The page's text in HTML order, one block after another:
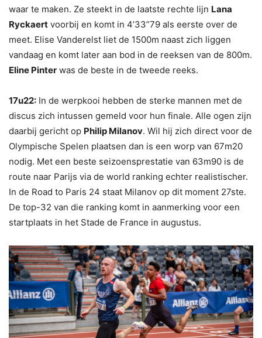
waar te maken. Ze steekt in de laatste rechte lijn Lana
Ryckaert voorbij en komt in 4’33”79 als eerste over de
meet. Elise Vanderelst liet de 1500m naast zich liggen
vandaag en komt later aan bod in de reeksen van de 800m.
Eline Pinter was de beste in de tweede reeks.
17u22: In de werpkooi hebben de sterke mannen met de
discus zich intussen gemeld voor hun finale. Alle ogen zijn
daarbij gericht op Philip Milanov. Wil hij zich direct voor de
Olympische Spelen plaatsen dan is een worp van 67m20
nodig. Met een beste seizoensprestatie van 63m90 is de
route naar Parijs via de world ranking echter realistischer.
In de Road to Paris 24 staat Milanov op dit moment 27ste.
De top-32 van die ranking komt in aanmerking voor een
startplaats in het Stade de France in augustus.